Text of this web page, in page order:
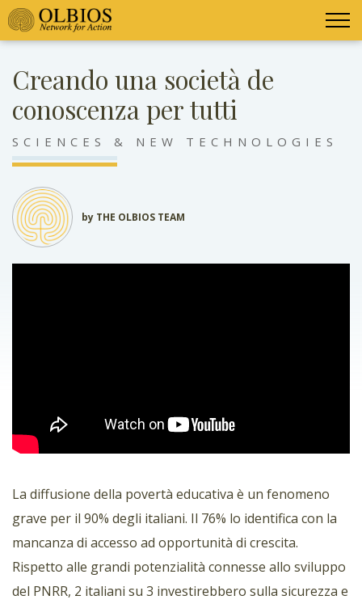
Creando una società de
conoscenza per tutti
SCIENCES & NEW TECHNOLOGIES
by THE OLBIOS TEAM
La diffusione della povertà educativa è un fenomeno
grave per il 90% degli italiani. Il 76% lo identifica con la
mancanza di accesso ad opportunità di crescita.
Rispetto alle grandi potenzialità connesse allo sviluppo
del PNRR, 2 italiani su 3 investirebbero sulla sicurezza e